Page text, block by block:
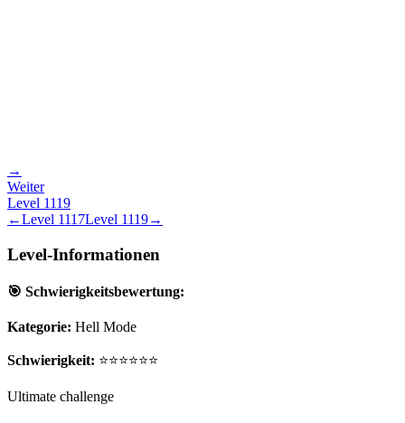
→
Weiter
Level 1119
←Level 1117Level 1119→
Level-Informationen
🎯 Schwierigkeitsbewertung:
Kategorie: Hell Mode
Schwierigkeit: ⭐⭐⭐⭐⭐⭐
Ultimate challenge